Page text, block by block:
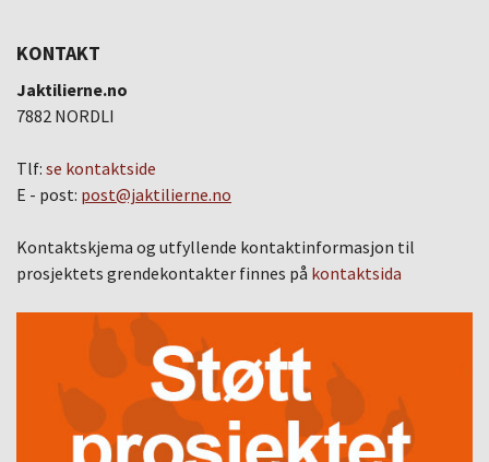
KONTAKT
Jaktilierne.no
7882 NORDLI
Tlf: se kontaktside
E - post: post@jaktilierne.no
Kontaktskjema og utfyllende kontaktinformasjon til
prosjektets grendekontakter finnes på kontaktsida